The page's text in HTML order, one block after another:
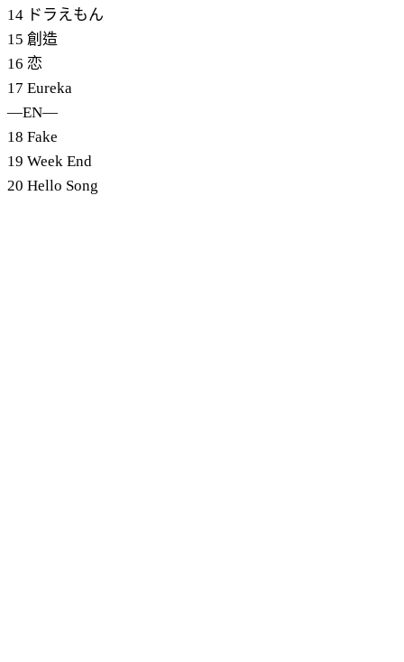
14 ドラえもん
15 創造
16 恋
17 Eureka
―EN―
18 Fake
19 Week End
20 Hello Song